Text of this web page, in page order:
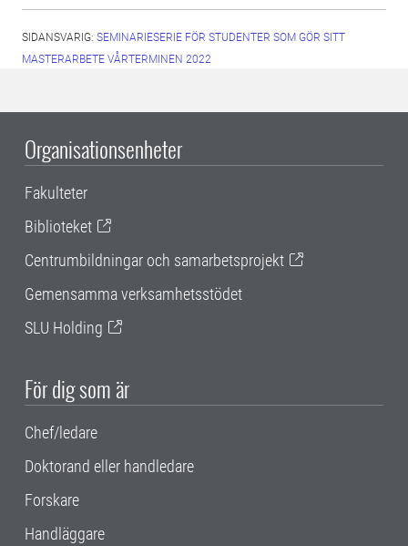
SIDANSVARIG: SEMINARIESERIE FÖR STUDENTER SOM GÖR SITT
MASTERARBETE VÅRTERMINEN 2022
Organisationsenheter
Fakulteter
Biblioteket
Centrumbildningar och samarbetsprojekt
Gemensamma verksamhetsstödet
SLU Holding
För dig som är
Chef/ledare
Doktorand eller handledare
Forskare
Handläggare